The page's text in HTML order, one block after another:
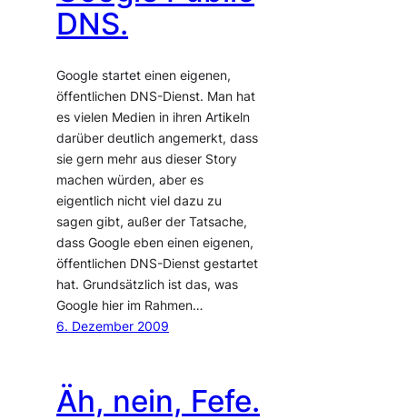
DNS.
Google startet einen eigenen,
öffentlichen DNS-Dienst. Man hat
es vielen Medien in ihren Artikeln
darüber deutlich angemerkt, dass
sie gern mehr aus dieser Story
machen würden, aber es
eigentlich nicht viel dazu zu
sagen gibt, außer der Tatsache,
dass Google eben einen eigenen,
öffentlichen DNS-Dienst gestartet
hat. Grundsätzlich ist das, was
Google hier im Rahmen…
6. Dezember 2009
Äh, nein, Fefe.